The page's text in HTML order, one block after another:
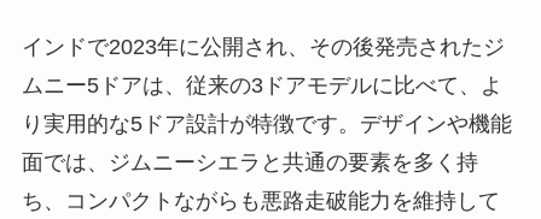
インドで2023年に公開され、その後発売されたジ
ムニー5ドアは、従来の3ドアモデルに比べて、よ
り実用的な5ドア設計が特徴です。デザインや機能
面では、ジムニーシエラと共通の要素を多く持
ち、コンパクトながらも悪路走破能力を維持して